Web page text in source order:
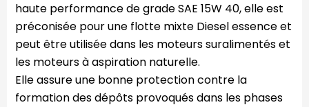
haute performance de grade SAE 15W 40, elle est
préconisée pour une flotte mixte Diesel essence et
peut être utilisée dans les moteurs suralimentés et
les moteurs à aspiration naturelle.
Elle assure une bonne protection contre la
formation des dépôts provoqués dans les phases